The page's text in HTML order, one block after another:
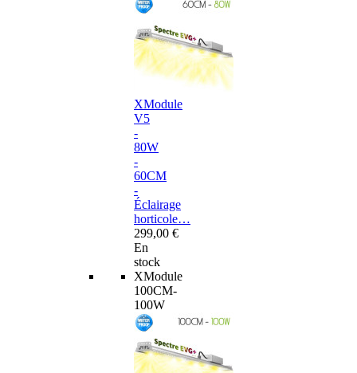
XModule
V5
-
80W
-
60CM
-
Éclairage
horticole…
299,00 €
En
stock
XModule
100CM-
100W